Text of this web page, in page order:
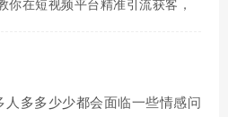
你在短视频平台精准引流获客，
多多少少都会面临一些情感问